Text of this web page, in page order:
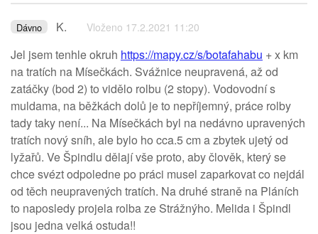
Dávno K. Vloženo 17.2.2021 11:20
Jel jsem tenhle okruh https://mapy.cz/s/botafahabu + x km
na tratích na Mísečkách. Svážnice neupravená, až od
zatáčky (bod 2) to vidělo rolbu (2 stopy). Vodovodní s
muldama, na běžkách dolů je to nepříjemný, práce rolby
tady taky není... Na Mísečkách byl na nedávno upravených
tratích nový sníh, ale bylo ho cca.5 cm a zbytek ujetý od
lyžařů. Ve Špindlu dělají vše proto, aby člověk, který se
chce svézt odpoledne po práci musel zaparkovat co nejdál
od těch neupravených tratích. Na druhé straně na Pláních
to naposledy projela rolba ze Strážnýho. Melida i Špindl
jsou jedna velká ostuda!!